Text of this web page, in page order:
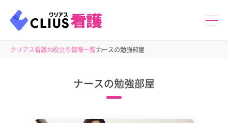
クリアス看護お役立ち情報一覧ナースの勉強部屋
ナースの勉強部屋